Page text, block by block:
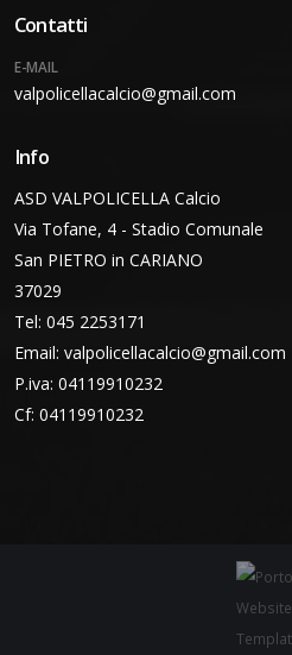
Contatti
E-MAIL
valpolicellacalcio@gmail.com
Info
ASD VALPOLICELLA Calcio
Via Tofane, 4 - Stadio Comunale
San PIETRO in CARIANO
37029
Tel: 045 2253171
Email: valpolicellacalcio@gmail.com
P.iva: 04119910232
Cf: 04119910232